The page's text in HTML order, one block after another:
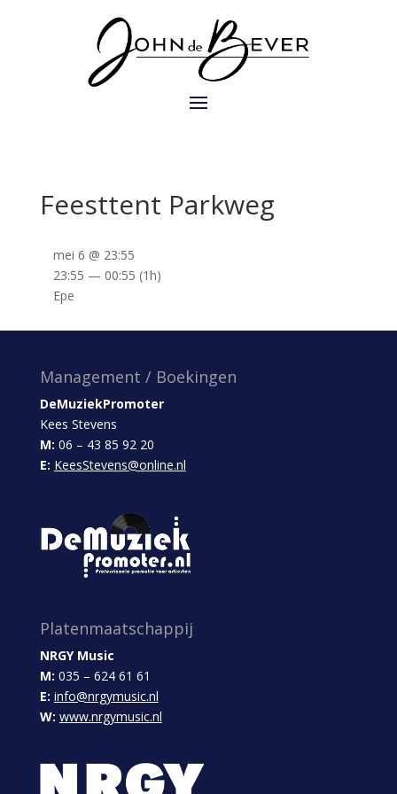
Feesttent Parkweg
mei 6 @ 23:55
23:55 — 00:55 (1h)
Epe
Management / Boekingen
DeMuziekPromoter
Kees Stevens
M: 06 – 43 85 92 20
E: KeesStevens@online.nl
Platenmaatschappij
NRGY Music
M: 035 – 624 61 61
E: info@nrgymusic.nl
W: www.nrgymusic.nl